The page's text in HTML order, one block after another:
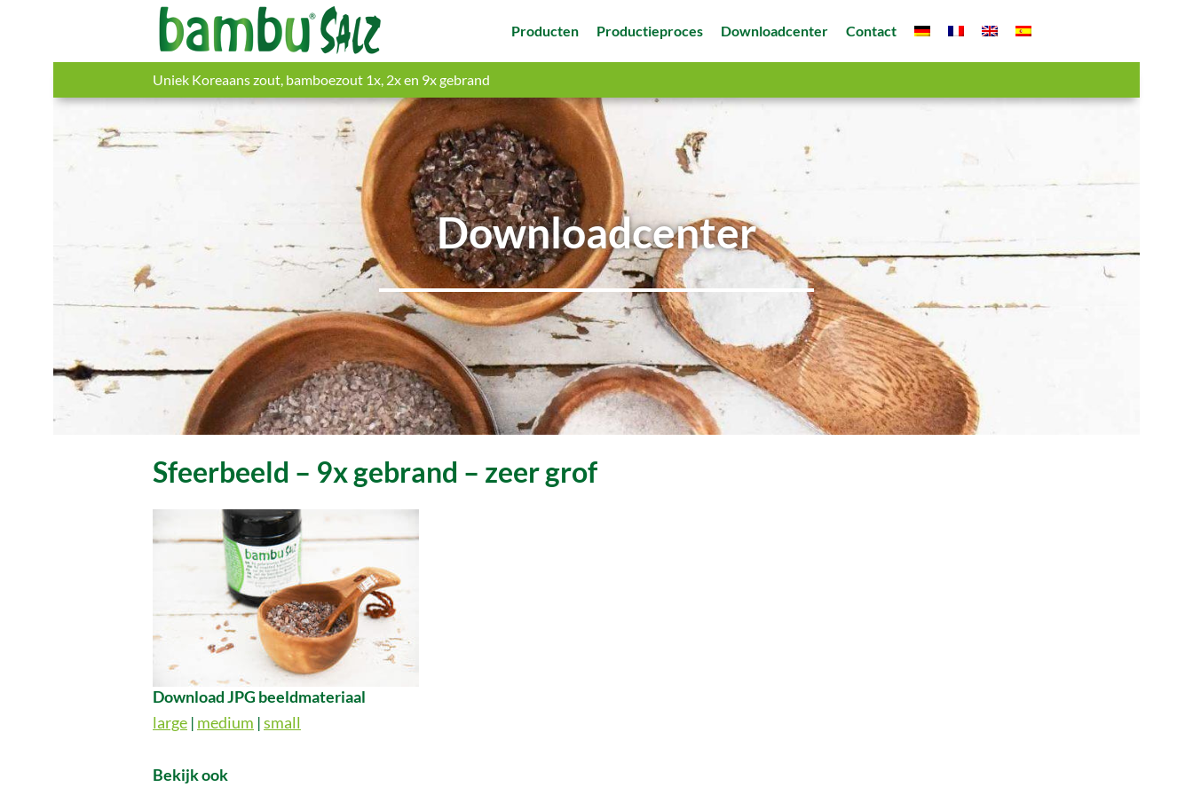
Producten Productieproces Downloadcenter Contact
Uniek Koreaans zout, bamboezout 1x, 2x en 9x gebrand
Downloadcenter
Sfeerbeeld – 9x gebrand – zeer grof
Download JPG beeldmateriaal
large | medium |small
Bekijk ook